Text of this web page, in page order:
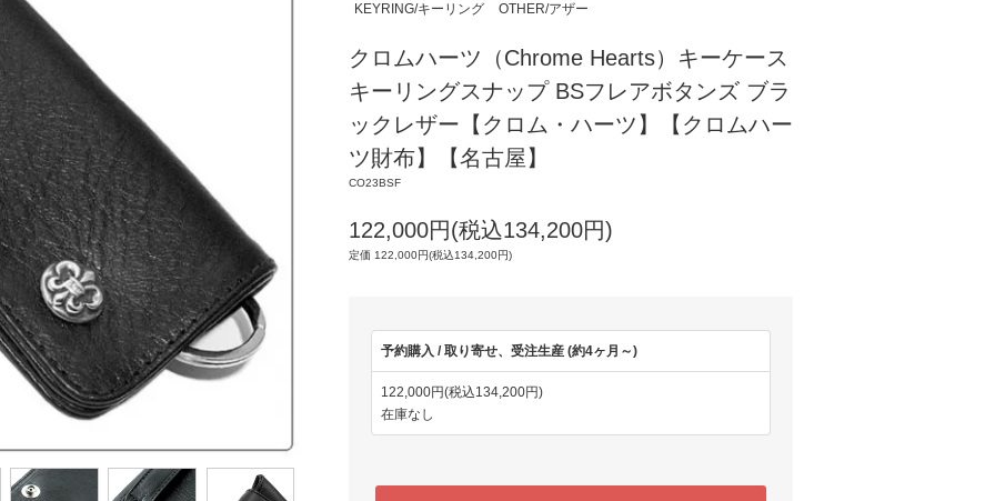
KEYRING/キーリング
OTHER/アザー
クロムハーツ（Chrome Hearts）キーケース
キーリングスナップ BSフレアボタンズ ブラ
ックレザー【クロム・ハーツ】【クロムハー
ツ財布】【名古屋】
CO23BSF
122,000円(税込134,200円)
定価 122,000円(税込134,200円)
予約購入 / 取り寄せ、受注生産 (約4ヶ月～)
122,000円(税込134,200円)
在庫なし